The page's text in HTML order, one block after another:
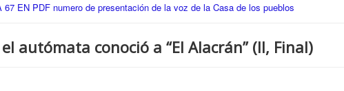
67 EN PDF numero de presentación de la voz de la Casa de los pueblos
autómata conoció a “El Alacrán” (II, Final)